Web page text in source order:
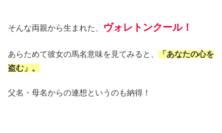
そんな両親から生まれた、 ヴォレトンクール！
あらためて彼女の馬名意味を見てみると、
「あなたの心を
盗む」。
父名・母名からの連想というのも納得！